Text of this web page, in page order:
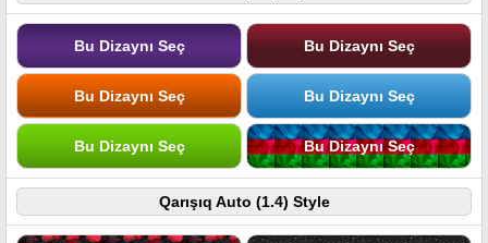
Bu Dizaynı Seç Bu Dizaynı Seç
Bu Dizaynı Seç Bu Dizaynı Seç
Bu Dizaynı Seç Bu Dizaynı Seç
Qarışıq Auto (1.4) Style